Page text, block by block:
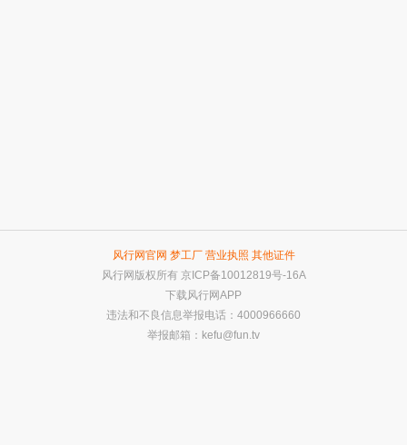
风行网官网 梦工厂 营业执照 其他证件
风行网版权所有 京ICP备10012819号-16A
下载风行网APP
违法和不良信息举报电话：4000966660
举报邮箱： kefu@fun.tv